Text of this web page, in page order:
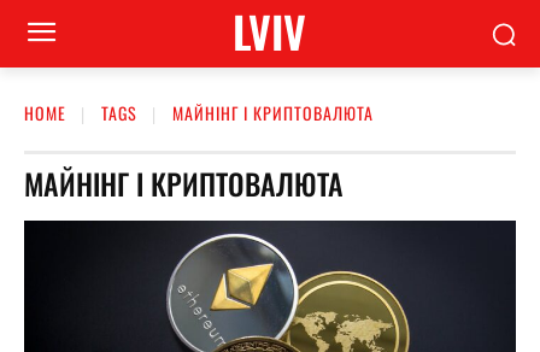
LVIV
HOME TAGS МАЙНІНГ І КРИПТОВАЛЮТА
МАЙНІНГ І КРИПТОВАЛЮТА